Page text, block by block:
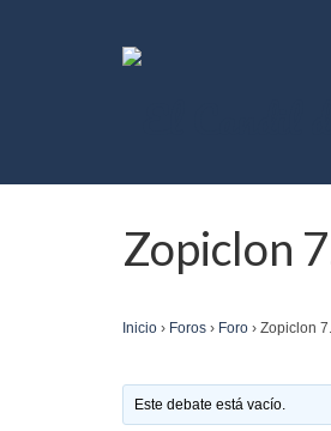
Zopiclon
Inicio › Foros › Foro › Zopiclon
Este debate está vacío.